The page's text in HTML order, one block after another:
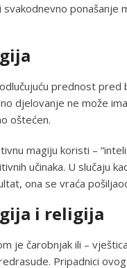
ponašanje
prednost
djelovanje ne može
oštećen.
magiju koristi –
učinaka. U slučaju
ona se vraća
i religija
je čarobnjak ili –
Pripadnici